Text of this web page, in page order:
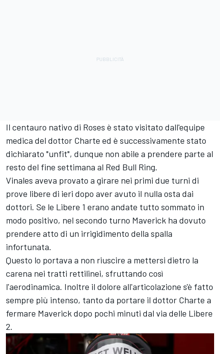
Il centauro nativo di Roses è stato visitato dall'equipe
medica del dottor Charte ed è successivamente stato
dichiarato "unfit", dunque non abile a prendere parte al
resto del fine settimana al Red Bull Ring.
Vinales aveva provato a girare nei primi due turni di
prove libere di ieri dopo aver avuto il nulla osta dai
dottori. Se le Libere 1 erano andate tutto sommato in
modo positivo, nel secondo turno Maverick ha dovuto
prendere atto di un irrigidimento della spalla
infortunata.
Questo lo portava a non riuscire a mettersi dietro la
carena nei tratti rettilinei, sfruttando così
l'aerodinamica. Inoltre il dolore all'articolazione s'è fatto
sempre più intenso, tanto da portare il dottor Charte a
fermare Maverick dopo pochi minuti dal via delle Libere
2.